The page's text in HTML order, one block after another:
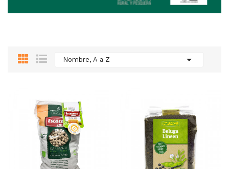
Nombre, A a Z 